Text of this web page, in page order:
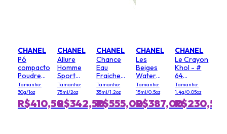
CHANEL
Pó
compacto
Poudre
Universelle
Libre - 20
(Clair)
Tamanho:
30g/1oz
R$410,50
CHANEL
Allure
Homme
Sport
Desodorante
em bastão
Tamanho:
75ml/2oz
R$342,50
CHANEL
Chance
Eau
Fraiche
Hair Mist
Tamanho:
35ml/1.2oz
R$555,00
CHANEL
Les
Beiges
Water
Fresh
Blush - #
Light Pink
Tamanho:
15ml/0.5oz
R$387,00
CHANEL
Le Crayon
Khol - #
64
Graphite
Tamanho:
1.4g/0.05oz
R$230,50